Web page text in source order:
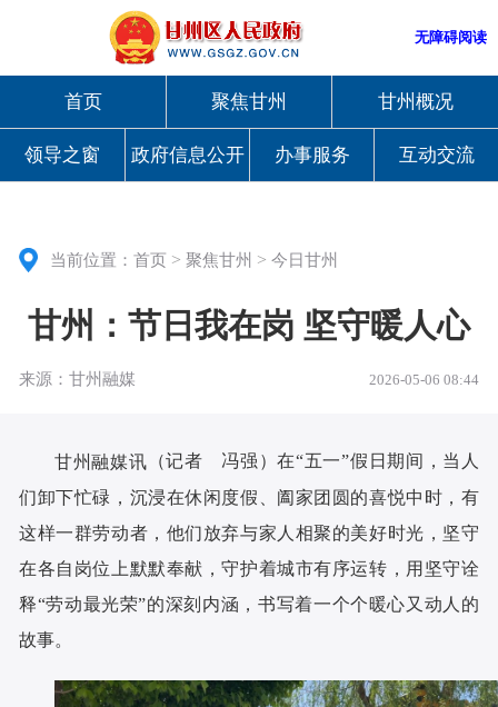
无障碍阅读
首页 聚焦甘州 甘州概况
领导之窗 政府信息公开 办事服务 互动交流
当前位置：首页 >聚焦甘州 >今日甘州
甘州：节日我在岗 坚守暖人心
来源：甘州融媒 2026-05-06 08:44
甘州融媒讯 （记者 冯强）在“五一”假日期间，当人
们卸下忙碌，沉浸在休闲度假、阖家团圆的喜悦中时，有
这样一群劳动者，他们放弃与家人相聚的美好时光，坚守
在各自岗位上默默奉献，守护着城市有序运转，用坚守诠
释“劳动最光荣”的深刻内涵，书写着一个个暖心又动人的
故事。